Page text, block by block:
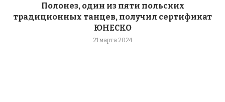
Полонез, один из пяти польских
традиционных танцев, получил сертификат
ЮНЕСКО
21 марта 2024